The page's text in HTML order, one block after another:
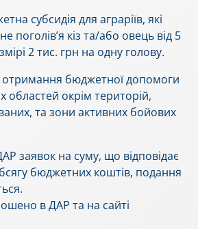
субсидія для аграріїв, які
поголів’я кіз та/або овець від 5
2 тис. грн на одну голову.
отримання бюджетної допомоги
областей окрім територій,
та зони активних бойових
заявок на суму, що відповідає
бюджетних коштів, подання
в ДАР та на сайті